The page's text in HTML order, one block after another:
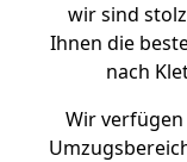
wir sind
Ihnen die
nach
Wir